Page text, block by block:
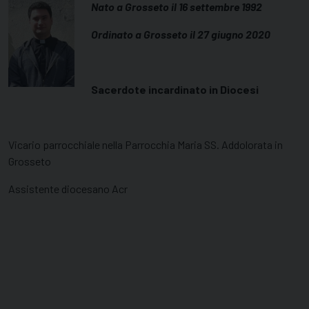
Nato a Grosseto il 16 settembre 1992
Ordinato a Grosseto il 27 giugno 2020
Sacerdote incardinato in Diocesi
Vicario parrocchiale nella Parrocchia Maria SS. Addolorata in
Grosseto
Assistente diocesano Acr